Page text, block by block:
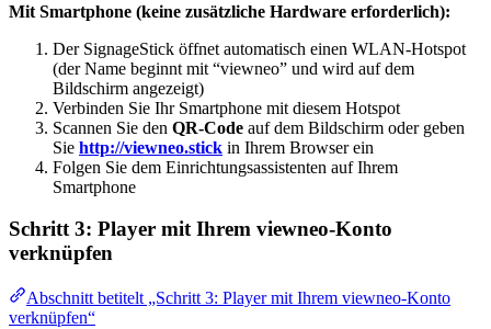
Mit Smartphone (keine zusätzliche Hardware erforderlich):
Der SignageStick öffnet automatisch einen WLAN-Hotspot
(der Name beginnt mit “viewneo” und wird auf dem
Bildschirm angezeigt)
Verbinden Sie Ihr Smartphone mit diesem Hotspot
Scannen Sie den QR-Code auf dem Bildschirm oder geben
Sie http://viewneo.stick in Ihrem Browser ein
Folgen Sie dem Einrichtungsassistenten auf Ihrem
Smartphone
Schritt 3: Player mit Ihrem viewneo-Konto
verknüpfen
Abschnitt betitelt „Schritt 3: Player mit Ihrem viewneo-Konto
verknüpfen“